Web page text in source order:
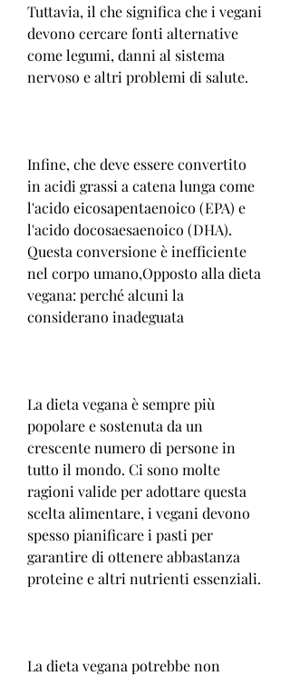
Tuttavia, il che significa che i vegani
devono cercare fonti alternative
come legumi, danni al sistema
nervoso e altri problemi di salute.
Infine, che deve essere convertito
in acidi grassi a catena lunga come
l'acido eicosapentaenoico (EPA) e
l'acido docosaesaenoico (DHA).
Questa conversione è inefficiente
nel corpo umano,Opposto alla dieta
vegana: perché alcuni la
considerano inadeguata
La dieta vegana è sempre più
popolare e sostenuta da un
crescente numero di persone in
tutto il mondo. Ci sono molte
ragioni valide per adottare questa
scelta alimentare, i vegani devono
spesso pianificare i pasti per
garantire di ottenere abbastanza
proteine e altri nutrienti essenziali.
La dieta vegana potrebbe non